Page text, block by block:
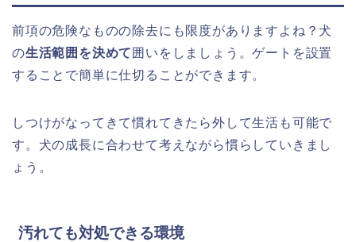
前項の危険なものの除去にも限度がありますよね？犬
の生活範囲を決めて 囲いをしましょう。ゲートを設置
することで簡単に仕切ることができます。
しつけがなってきて慣れてきたら外して生活も可能で
す。犬の成長に合わせて考えながら慣らしていきまし
ょう。
汚れても対処できる環境